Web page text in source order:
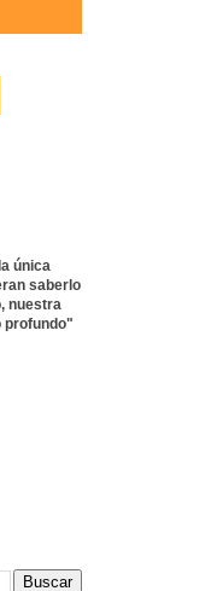
única
saberlo
nuestra
profundo"